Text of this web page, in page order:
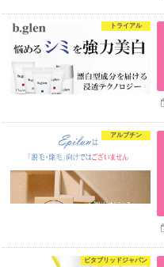
トライアル
アルブチン
ビタブリッドジャパン